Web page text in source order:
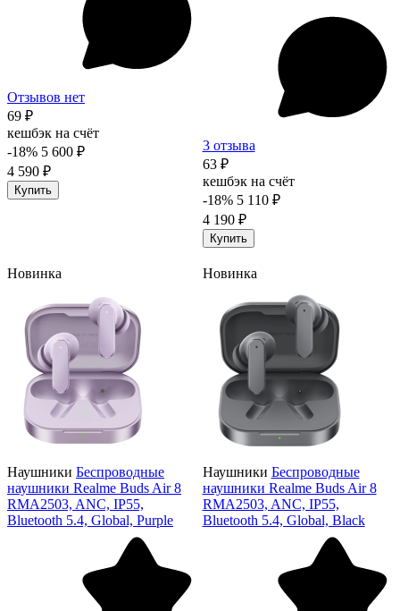
Отзывов нет
69 ₽
кешбэк на счёт
-18% 5 600 ₽
4 590 ₽
Купить
3 отзыва
63 ₽
кешбэк на счёт
-18% 5 110 ₽
4 190 ₽
Купить
Новинка
Наушники Беспроводные
наушники Realme Buds Air 8
RMA2503, ANC, IP55,
Bluetooth 5.4, Global, Purple
Новинка
Наушники Беспроводные
наушники Realme Buds Air 8
RMA2503, ANC, IP55,
Bluetooth 5.4, Global, Black